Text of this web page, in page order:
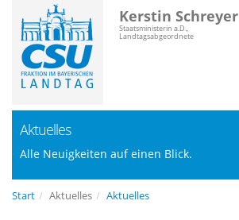
Kerstin Schreyer
Staatsministerin a.D.,
Landtagsabgeordnete
Aktuelles
Alle Neuigkeiten auf einen Blick.
Start Aktuelles Aktuelles